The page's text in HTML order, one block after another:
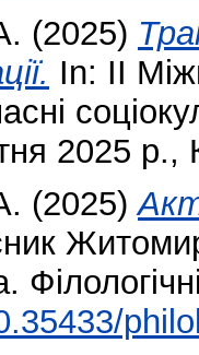
(2025)
In: II
2025
(2025)